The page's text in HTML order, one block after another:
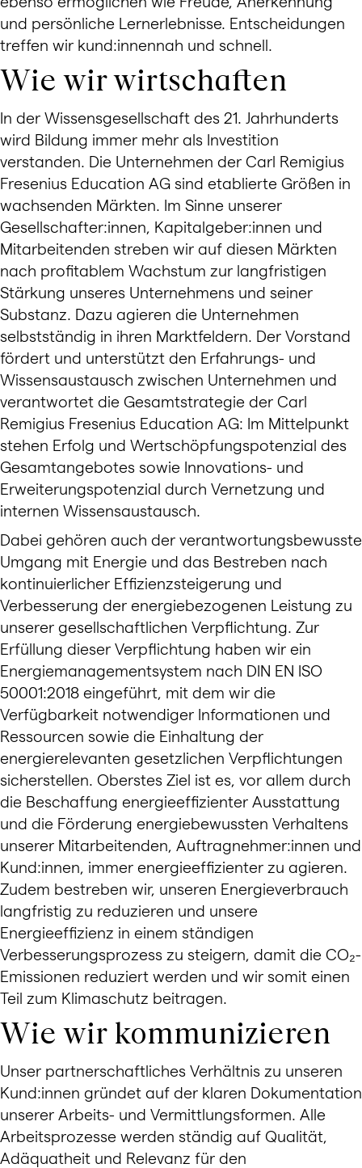
und persönliche Lernerlebnisse. Entscheidungen
treffen wir kund:innennah und schnell.
Wie wir wirtschaften
In der Wissensgesellschaft des 21. Jahrhunderts
wird Bildung immer mehr als Investition
verstanden. Die Unternehmen der Carl Remigius
Fresenius Education AG sind etablierte Größen in
wachsenden Märkten. Im Sinne unserer
Gesellschafter:innen, Kapitalgeber:innen und
Mitarbeitenden streben wir auf diesen Märkten
nach profitablem Wachstum zur langfristigen
Stärkung unseres Unternehmens und seiner
Substanz. Dazu agieren die Unternehmen
selbstständig in ihren Marktfeldern. Der Vorstand
fördert und unterstützt den Erfahrungs- und
Wissensaustausch zwischen Unternehmen und
verantwortet die Gesamtstrategie der Carl
Remigius Fresenius Education AG: Im Mittelpunkt
stehen Erfolg und Wertschöpfungspotenzial des
Gesamtangebotes sowie Innovations- und
Erweiterungspotenzial durch Vernetzung und
internen Wissensaustausch.
Dabei gehören auch der verantwortungsbewusste
Umgang mit Energie und das Bestreben nach
kontinuierlicher Effizienzsteigerung und
Verbesserung der energiebezogenen Leistung zu
unserer gesellschaftlichen Verpflichtung. Zur
Erfüllung dieser Verpflichtung haben wir ein
Energiemanagementsystem nach DIN EN ISO
50001:2018 eingeführt, mit dem wir die
Verfügbarkeit notwendiger Informationen und
Ressourcen sowie die Einhaltung der
energierelevanten gesetzlichen Verpflichtungen
sicherstellen. Oberstes Ziel ist es, vor allem durch
die Beschaffung energieeffizienter Ausstattung
und die Förderung energiebewussten Verhaltens
unserer Mitarbeitenden, Auftragnehmer:innen und
Kund:innen, immer energieeffizienter zu agieren.
Zudem bestreben wir, unseren Energieverbrauch
langfristig zu reduzieren und unsere
Energieeffizienz in einem ständigen
Verbesserungsprozess zu steigern, damit die CO₂-
Emissionen reduziert werden und wir somit einen
Teil zum Klimaschutz beitragen.
Wie wir kommunizieren
Unser partnerschaftliches Verhältnis zu unseren
Kund:innen gründet auf der klaren Dokumentation
unserer Arbeits- und Vermittlungsformen. Alle
Arbeitsprozesse werden ständig auf Qualität,
Adäquatheit und Relevanz für den